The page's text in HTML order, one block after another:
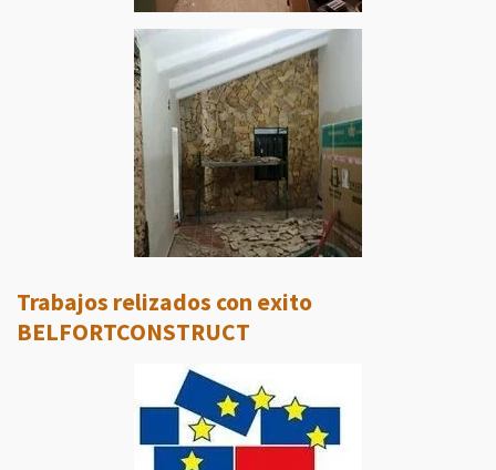
Trabajos relizados con exito
BELFORTCONSTRUCT